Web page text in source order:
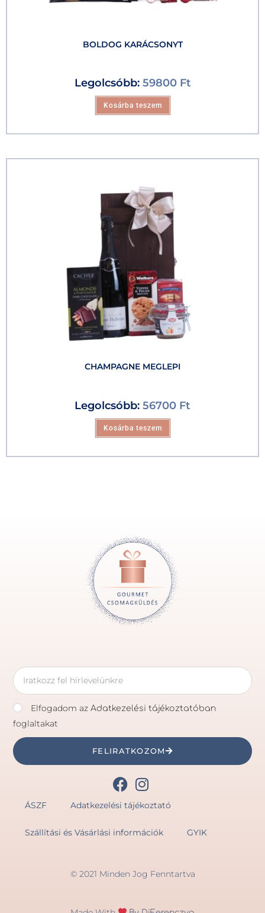
BOLDOG KARÁCSONYT
Legolcsóbb: 59800 Ft
Kosárba teszem
CHAMPAGNE MEGLEPI
Legolcsóbb: 56700 Ft
Kosárba teszem
Elfogadom azAdatkezelési tájékoztatóban
foglaltakat
FELIRATKOZOM
ÁSZF Adatkezelési tájékoztató
Szállítási és Vásárlási információk GYIK
© 2021 Minden Jog Fenntartva